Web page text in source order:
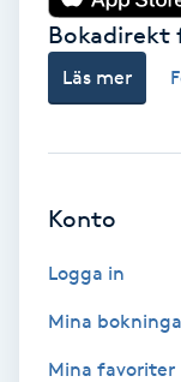
Eyeliner-tatuering
Fet hårbotten
Fettreducering
Läs mer
Konto
Logga in
Mina
Mina favoriter